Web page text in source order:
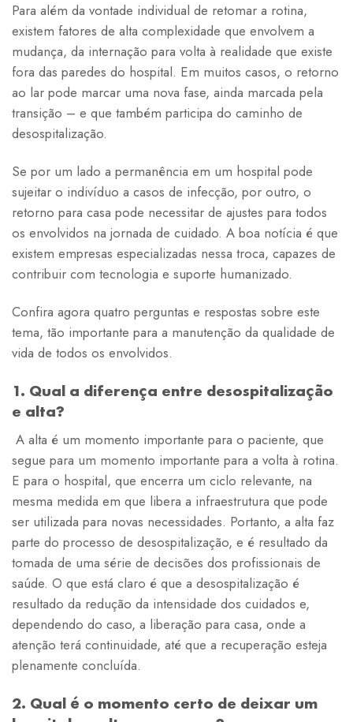
Para além da vontade individual de retomar a rotina,
existem fatores de alta complexidade que envolvem a
mudança, da internação para volta à realidade que existe
fora das paredes do hospital. Em muitos casos, o retorno
ao lar pode marcar uma nova fase, ainda marcada pela
transição – e que também participa do caminho de
desospitalização.
Se por um lado a permanência em um hospital pode
sujeitar o indivíduo a casos de infecção, por outro, o
retorno para casa pode necessitar de ajustes para todos
os envolvidos na jornada de cuidado. A boa notícia é que
existem empresas especializadas nessa troca, capazes de
contribuir com tecnologia e suporte humanizado.
Confira agora quatro perguntas e respostas sobre este
tema, tão importante para a manutenção da qualidade de
vida de todos os envolvidos.
1. Qual a diferença entre desospitalização
e alta?
A alta é um momento importante para o paciente, que
segue para um momento importante para a volta à rotina.
E para o hospital, que encerra um ciclo relevante, na
mesma medida em que libera a infraestrutura que pode
ser utilizada para novas necessidades. Portanto, a alta faz
parte do processo de desospitalização, e é resultado da
tomada de uma série de decisões dos profissionais de
saúde. O que está claro é que a desospitalização é
resultado da redução da intensidade dos cuidados e,
dependendo do caso, a liberação para casa, onde a
atenção terá continuidade, até que a recuperação esteja
plenamente concluída.
2. Qual é o momento certo de deixar um